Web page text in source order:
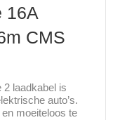
16A
CMS
laadkabel is
auto’s.
moeiteloos te